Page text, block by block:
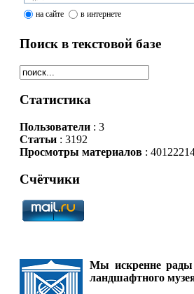
на сайте в интернете
Поиск в текстовой базе
Статистика
Пользователи: 3
Статьи: 3192
Просмотры материалов:
Счётчики
Мы искренне рады
ландшафтного